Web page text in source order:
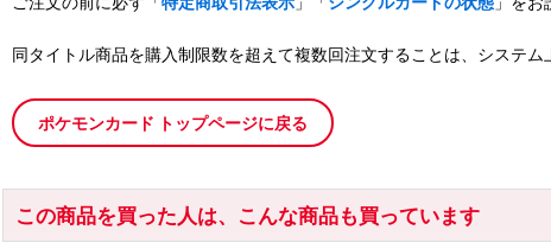
同タイトル商品を購入制限数を超えて複数回注文することは、システ
ポケモンカード トップページに戻る
この商品を買った人は、こんな商品も買っています